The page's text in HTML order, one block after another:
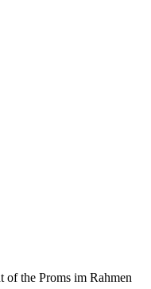
of the Proms im Rahmen